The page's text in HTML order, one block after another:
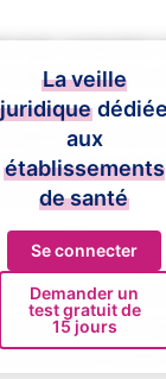
amet, consectetur
ut labore
veniam, quis
aliquip ex ea
in
pariatur.
cupidatat non
anim id est
iste natus error
laudantium,
inventore
La veille
juridique dédiée
aux
établissements
de santé
Se connecter
Demander un
test gratuit de
15 jours